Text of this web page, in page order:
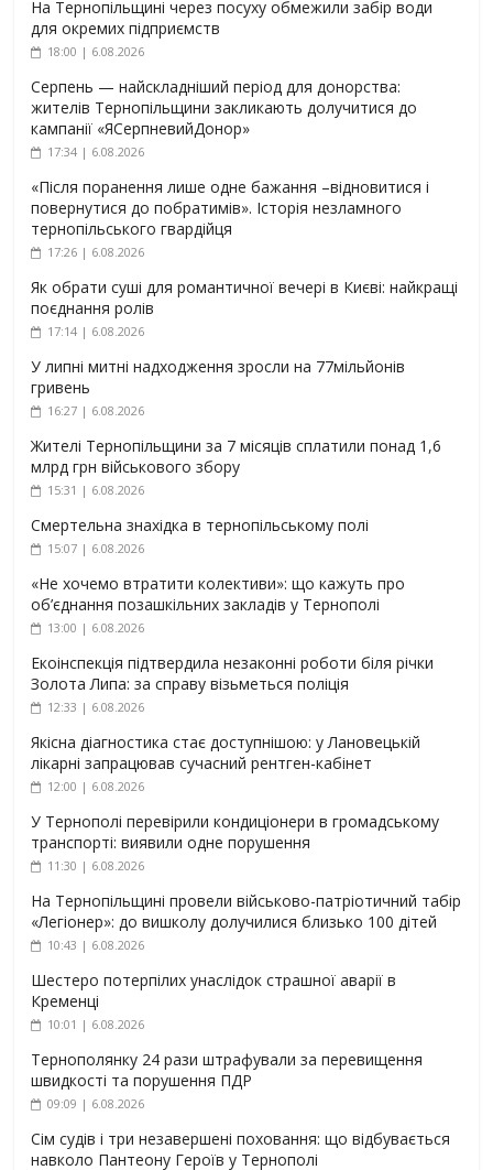
На Тернопільщині через посуху обмежили забір води
для окремих підприємств
18:00 | 6.08.2026
Серпень — найскладніший період для донорства:
жителів Тернопільщини закликають долучитися до
кампанії «ЯСерпневийДонор»
17:34 | 6.08.2026
«Після поранення лише одне бажання –відновитися і
повернутися до побратимів». Історія незламного
тернопільського гвардійця
17:26 | 6.08.2026
Як обрати суші для романтичної вечері в Києві: найкращі
поєднання ролів
17:14 | 6.08.2026
У липні митні надходження зросли на 77мільйонів
гривень
16:27 | 6.08.2026
Жителі Тернопільщини за 7 місяців сплатили понад 1,6
млрд грн військового збору
15:31 | 6.08.2026
Смертельна знахідка в тернопільському полі
15:07 | 6.08.2026
«Не хочемо втратити колективи»: що кажуть про
об’єднання позашкільних закладів у Тернополі
13:00 | 6.08.2026
Екоінспекція підтвердила незаконні роботи біля річки
Золота Липа: за справу візьметься поліція
12:33 | 6.08.2026
Якісна діагностика стає доступнішою: у Лановецькій
лікарні запрацював сучасний рентген-кабінет
12:00 | 6.08.2026
У Тернополі перевірили кондиціонери в громадському
транспорті: виявили одне порушення
11:30 | 6.08.2026
На Тернопільщині провели військово-патріотичний табір
«Легіонер»: до вишколу долучилися близько 100 дітей
10:43 | 6.08.2026
Шестеро потерпілих унаслідок страшної аварії в
Кременці
10:01 | 6.08.2026
Тернополянку 24 рази штрафували за перевищення
швидкості та порушення ПДР
09:09 | 6.08.2026
Сім судів і три незавершені поховання: що відбувається
навколо Пантеону Героїв у Тернополі